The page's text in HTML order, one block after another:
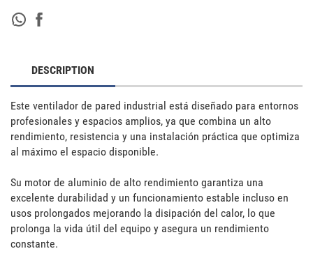
DESCRIPTION
Este ventilador de pared industrial está diseñado para entornos
profesionales y espacios amplios, ya que combina un alto
rendimiento, resistencia y una instalación práctica que optimiza
al máximo el espacio disponible.
Su motor de aluminio de alto rendimiento garantiza una
excelente durabilidad y un funcionamiento estable incluso en
usos prolongados mejorando la disipación del calor, lo que
prolonga la vida útil del equipo y asegura un rendimiento
constante.